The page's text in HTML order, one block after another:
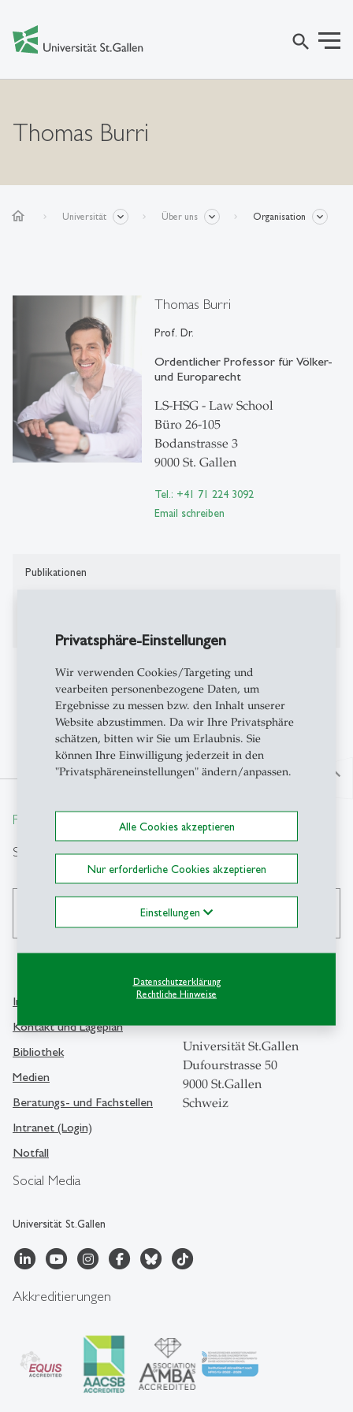
Privatsphäre-Einstellungen
Wir verwenden Cookies/Targeting und
vearbeiten personenbezogene Daten, um
Ergebnisse zu messen bzw. den Inhalt unserer
Website abzustimmen. Da wir Ihre Privatsphäre
schätzen, bitten wir Sie um Erlaubnis. Sie
können Ihre Einwilligung jederzeit in den
"Privatsphäreneinstellungen" ändern/anpassen.
Alle Cookies akzeptieren
Nur erforderliche Cookies akzeptieren
Einstellungen
Datenschutzerklärung
Rechtliche Hinweise
search
Thomas Burri
home Universität Über uns Organisation
Thomas Burri
Prof. Dr.
Ordentlicher Professor für Völker-
und Europarecht
LS-HSG - Law School
Büro 26-105
Bodanstrasse 3
9000 St. Gallen
Tel.: +41 71 224 3092
Email schreiben
Publikationen
Weitere Informationen
north
From insight to impact.
Suche
Social Media
Universität St.Gallen
Info Desk
Kontakt und Lageplan
Bibliothek
Medien
Beratungs- und Fachstellen
Intranet (Login)
Notfall
Kontakt
Universität St.Gallen
Dufourstrasse 50
9000 St.Gallen
Schweiz
Akkreditierungen